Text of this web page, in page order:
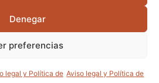
Denegar
preferencias
legal y Política de Aviso legal y Política de
621 238 242